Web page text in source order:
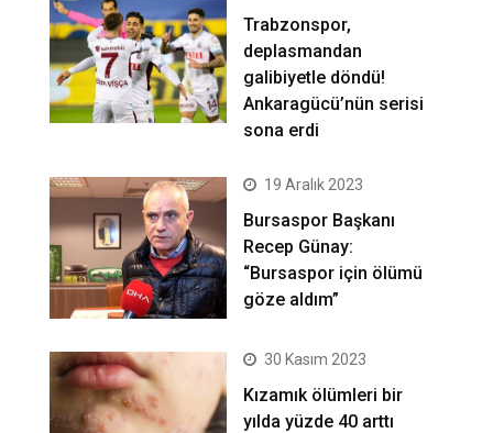
Trabzonspor,
deplasmandan
galibiyetle döndü!
Ankaragücü’nün serisi
sona erdi
19 Aralık 2023
Bursaspor Başkanı
Recep Günay:
“Bursaspor için ölümü
göze aldım”
30 Kasım 2023
Kızamık ölümleri bir
yılda yüzde 40 arttı